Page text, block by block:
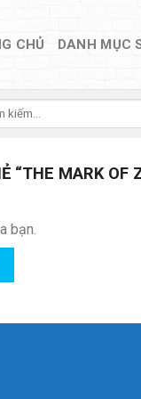
CHỦ DANH MỤC
“THE MARK OF
bạn.